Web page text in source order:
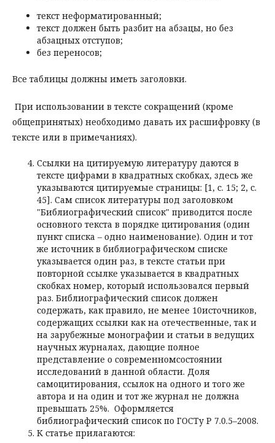
текст неформатированный;
текст должен быть разбит на абзацы, но без
абзацных отступов;
без переносов;
Все таблицы должны иметь заголовки.
При использовании в тексте сокращений (кроме
общепринятых) необходимо давать их расшифровку (в
тексте или в примечаниях).
Ссылки на цитируемую литературу даются в
тексте цифрами в квадратных скобках, здесь же
указываются цитируемые страницы: [1, с. 15; 2, с.
45]. Сам список литературы под заголовком
"Библиографический список" приводится после
основного текста в порядке цитирования (один
пункт списка – одно наименование). Один и тот
же источник в библиографическом списке
указывается один раз, в тексте статьи при
повторной ссылке указывается в квадратных
скобках номер, который использовался первый
раз. Библиографический список должен
содержать, как правило, не менее 10источников,
содержащих ссылки как на отечественные, так и
на зарубежные монографии и статьи в ведущих
научных журналах, дающие полное
представление о современномсостоянии
исследований в данной области. Доля
самоцитирования, ссылок на одного и того же
автора и на один и тот же журнал не должна
превышать 25%. Оформляется
библиографический список по ГОСТу Р 7.0.5–2008.
К статье прилагаются: